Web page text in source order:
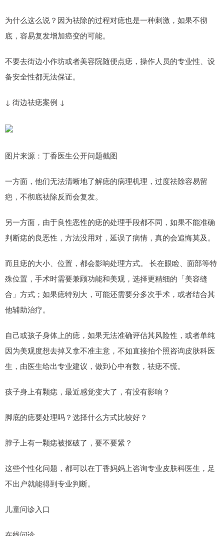
为什么这么说？因为祛除的过程对痣也是一种刺激，如果不彻
底，容易复发增加癌变的可能。
不要去街边小作坊或者美容院随便点痣，操作人员的专业性、设
备安全性都无法保证。
↓ 街边祛痣案例 ↓
图片来源：丁香医生公开问题截图
一方面，他们无法清晰地了解痣的病理机理，过度祛除容易留
疤，不彻底祛除反而会复发。
另一方面，由于良性恶性的痣的处理手段都不同，如果不能准确
判断痣的良恶性，方法没用对，延误了病情，真的会追悔莫及。
而且痣的大小、位置，都会影响处理方式。 长在眼睑、面部等特
殊位置，手术时需要兼顾功能和美观，选择更精细的「美容缝
合」方式；如果痣特别大，可能还需要分多次手术，或者结合其
他辅助治疗。
自己或孩子身体上的痣，如果无法准确评估其风险性，或者单纯
因为美观度想去掉又拿不准主意，不如直接拍个照咨询皮肤科医
生，由医生给出专业建议，做到心中有数，祛痣不慌。
孩子身上有颗痣，最近感觉变大了，有没有影响？
脚底的痣要处理吗？选择什么方式比较好？
脖子上有一颗痣被抠破了，要不要紧？
这些个性化问题，都可以在丁香妈妈上咨询专业皮肤科医生，足
不出户就能得到专业判断。
儿童问诊入口